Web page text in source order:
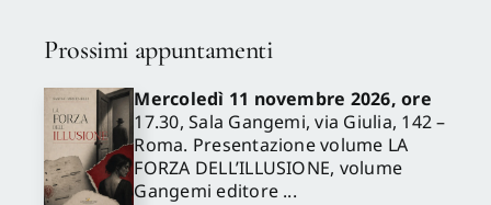
Prossimi appuntamenti
Mercoledì 11 novembre 2026, ore
17.30, Sala Gangemi, via Giulia, 142 –
Roma. Presentazione volume LA
FORZA DELL’ILLUSIONE, volume
Gangemi editore ...